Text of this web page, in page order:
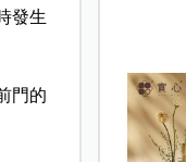
發生
門的